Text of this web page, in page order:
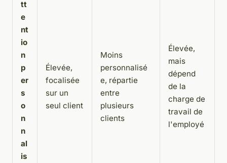
tt
e
nt
io
n
p
er
s
o
n
n
al
is
Élevée,
focalisée
sur un
seul client
Moins
personnalisé
e, répartie
entre
plusieurs
clients
Élevée,
mais
dépend
de la
charge de
travail de
l'employé